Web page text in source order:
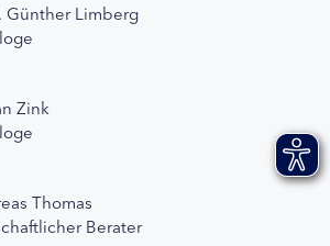
Günther Limberg
Zink
Thomas
Berater